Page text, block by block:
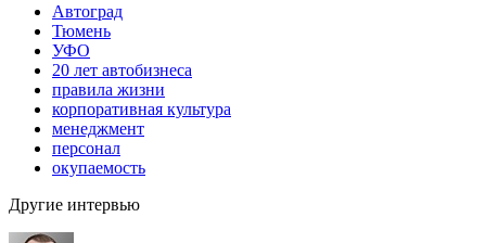
Автоград
Тюмень
УФО
20 лет автобизнеса
правила жизни
корпоративная культура
менеджмент
персонал
окупаемость
Другие интервью